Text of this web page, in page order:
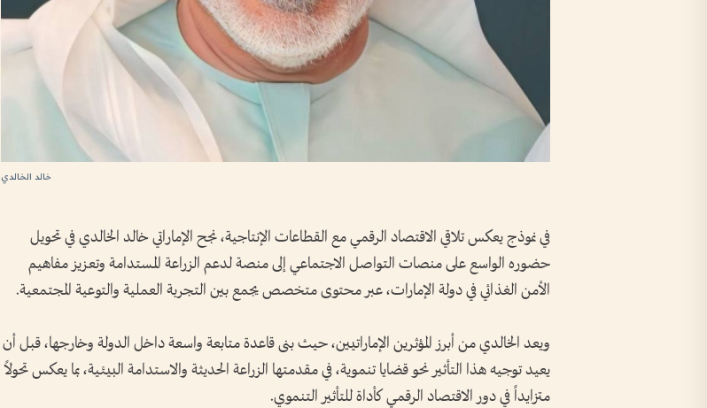
خالد الخالدي
في نموذج يعكس تلاقي الاقتصاد الرقمي مع القطاعات الإنتاجية، نجح الإماراتي خالد الخالدي في تحويل
حضوره الواسع على منصات التواصل الاجتماعي إلى منصة لدعم الزراعة المستدامة وتعزيز مفاهيم
الأمن الغذائي في دولة الإمارات، عبر محتوى متخصص يجمع بين التجربة العملية والتوعية المجتمعية.
ويعد الخالدي من أبرز المؤثرين الإماراتيين، حيث بنى قاعدة متابعة واسعة داخل الدولة وخارجها، قبل أن
يعيد توجيه هذا التأثير نحو قضايا تنموية، في مقدمتها الزراعة الحديثة والاستدامة البيئية، بما يعكس تحولاً
متزايداً في دور الاقتصاد الرقمي كأداة للتأثير التنموي.